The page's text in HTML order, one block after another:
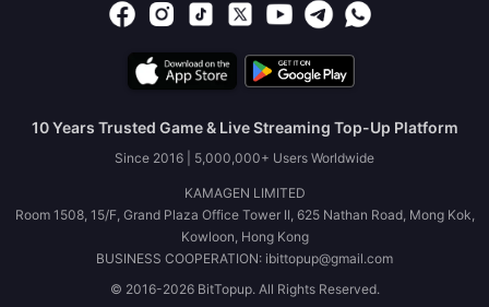
10 Years Trusted Game & Live Streaming Top-Up Platform
Since 2016 | 5,000,000+ Users Worldwide
KAMAGEN LIMITED
Room 1508, 15/F, Grand Plaza Office Tower II, 625 Nathan Road, Mong Kok,
Kowloon, Hong Kong
BUSINESS COOPERATION: ibittopup@gmail.com
© 2016-2026 BitTopup. All Rights Reserved.